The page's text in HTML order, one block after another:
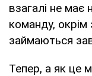
взагалі не має
команду, окрім
займаються
Тепер, а як це